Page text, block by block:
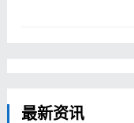
最新资讯